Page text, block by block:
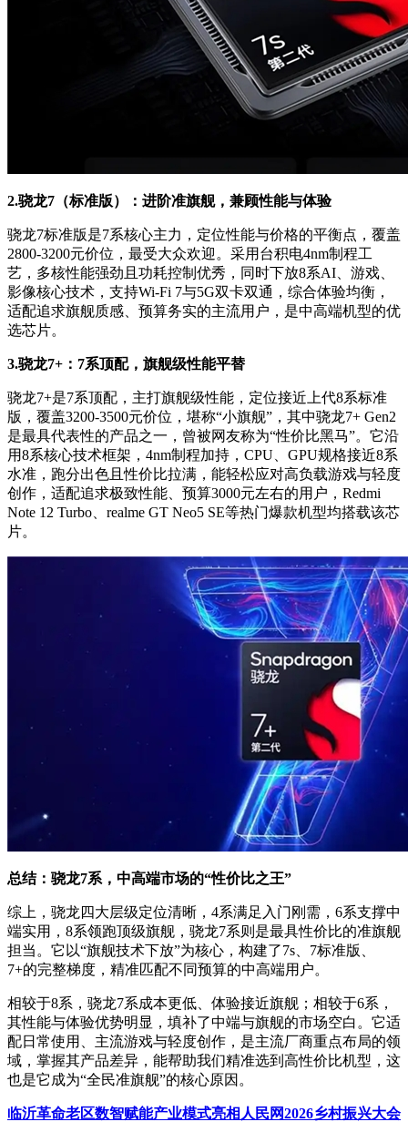
2.骁龙7 （标准版）：进阶准旗舰，兼顾性能与体验
骁龙7标准版是7系核心主力，定位性能与价格的平衡点，覆盖
2800-3200元价位，最受大众欢迎。采用台积电4nm制程工
艺，多核性能强劲且功耗控制优秀，同时下放8系AI、游戏、
影像核心技术，支持Wi-Fi 7与5G双卡双通，综合体验均衡，
适配追求旗舰质感、预算务实的主流用户，是中高端机型的优
选芯片。
3.骁龙7+ ： 7系顶配，旗舰级性能平替
骁龙7+是7系顶配，主打旗舰级性能，定位接近上代8系标准
版，覆盖3200-3500元价位，堪称“小旗舰”，其中骁龙7+ Gen2
是最具代表性的产品之一，曾被网友称为“性价比黑马”。它沿
用8系核心技术框架，4nm制程加持，CPU、GPU规格接近8系
水准，跑分出色且性价比拉满，能轻松应对高负载游戏与轻度
创作，适配追求极致性能、预算3000元左右的用户，Redmi
Note 12 Turbo、realme GT Neo5 SE等热门爆款机型均搭载该芯
片。
总结：骁龙7系，中高端市场的“性价比之王”
综上，骁龙四大层级定位清晰，4系满足入门刚需，6系支撑中
端实用，8系领跑顶级旗舰，骁龙7系则是最具性价比的准旗舰
担当。它以“旗舰技术下放”为核心，构建了7s、7标准版、
7+的完整梯度，精准匹配不同预算的中高端用户。
相较于8系，骁龙7系成本更低、体验接近旗舰；相较于6系，
其性能与体验优势明显，填补了中端与旗舰的市场空白。它适
配日常使用、主流游戏与轻度创作，是主流厂商重点布局的领
域，掌握其产品差异，能帮助我们精准选到高性价比机型，这
也是它成为“全民准旗舰”的核心原因。
临沂革命老区数智赋能产业模式亮相人民网2026乡村振兴大会